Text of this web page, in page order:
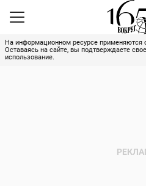
На информационном ресурсе применяются
Оставаясь на сайте, вы подтверждаете свое
использование.